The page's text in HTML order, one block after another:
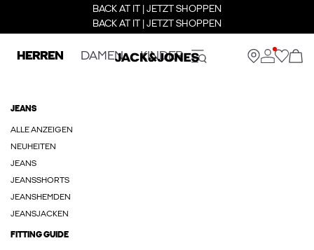
BACK AT IT | JETZT SHOPPEN
BACK AT IT | JETZT SHOPPEN
HERREN DAMEN KINDER
JEANS
ALLE ANZEIGEN
NEUHEITEN
JEANS
JEANSSHORTS
JEANSHEMDEN
JEANSJACKEN
FITTING GUIDE